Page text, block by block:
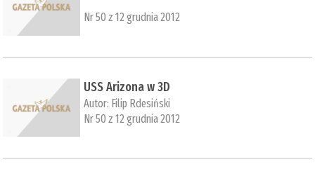
Nr 50 z 12 grudnia 2012
USS Arizona w 3D
Autor: Filip Rdesiński
Nr 50 z 12 grudnia 2012